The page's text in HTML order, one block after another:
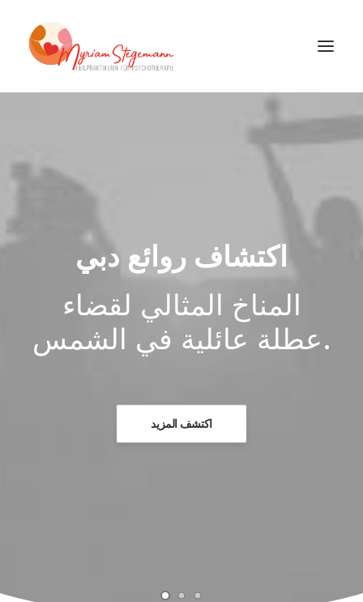
اكتشاف روائع دبي
المناخ المثالي لقضاء
عطلة عائلية في الشمس.
اكتشف المزيد